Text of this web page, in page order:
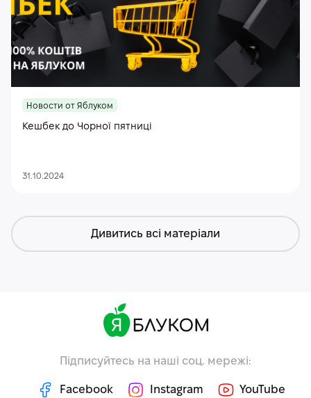
Новости от Яблуком
Кешбек до Чорної пятниці
31.10.2024
Дивитись всі матеріали
Підписуйтесь на наші соц. мережі:
Facebook Instagram YouTube